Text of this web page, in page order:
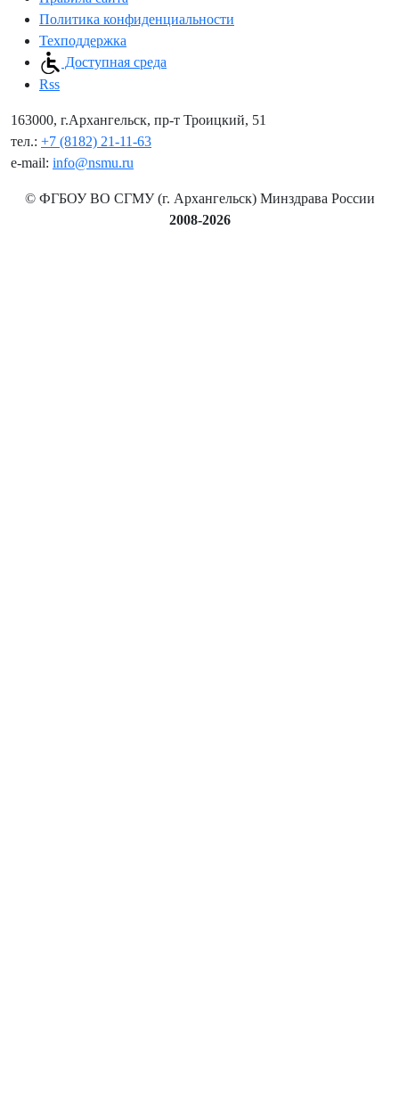
Политика конфиденциальности
Техподдержка
Доступная среда
Rss
163000, г.Архангельск, пр-т Троицкий, 51
тел.: +7 (8182) 21-11-63
e-mail: info@nsmu.ru
© ФГБОУ ВО СГМУ (г. Архангельск) Минздрава России
2008-2026